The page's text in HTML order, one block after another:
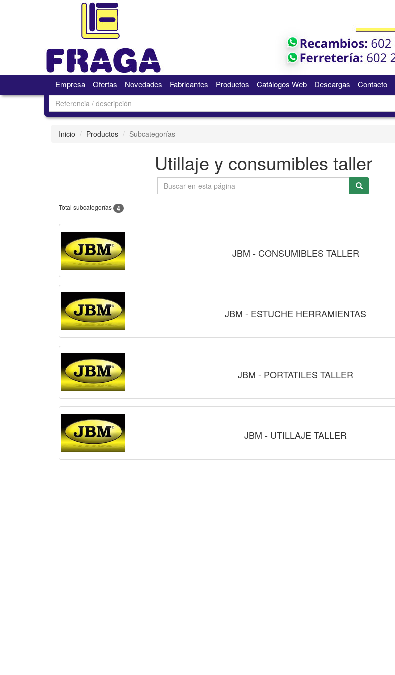
Empresa Ofertas Novedades Fabricantes Productos Catálogos Web Descargas Contacto
Inicio Productos Subcategorías
Utillaje y consumibles taller
Total subcategorías 4
JBM - CONSUMIBLES TALLER
JBM - ESTUCHE HERRAMIENTAS
JBM - PORTATILES TALLER
JBM - UTILLAJE TALLER